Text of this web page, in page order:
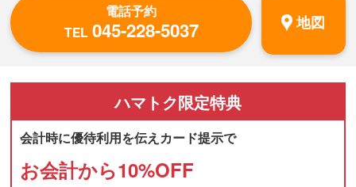
電話予約
TEL 045-228-5037 地図
ハマトク限定特典
会計時に優待利用を伝えカード提示で
お会計から10%OFF